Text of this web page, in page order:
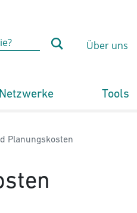
Über uns
Netzwerke Tools
Planungskosten